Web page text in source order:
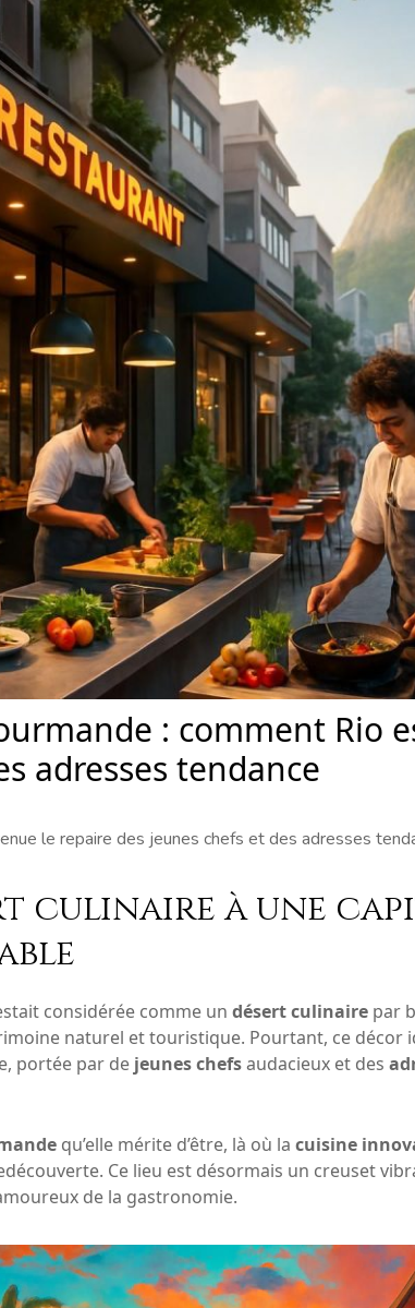
: comment Rio
adresses tendance
le repaire des jeunes chefs et des adresses
culinaire à une
considérée comme un désert culinairepar
naturel et touristique. Pourtant, ce décor
portée par de jeunes chefsaudacieux et des
qu’elle mérite d’être, là où la cuisine
Ce lieu est désormais un creuset
de la gastronomie.